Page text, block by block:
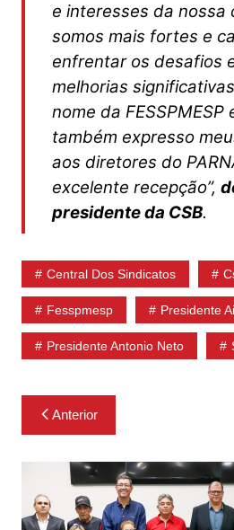
e interesses da nossa
somos mais fortes e
enfrentar os desafios
melhorias
nome da FESSPMESP
também expresso
aos diretores do
excelente recepção”,
presidente da CSB.
Central Dos Sindicatos
Fesspmesp Presidente
Presidente Antonio Neto
Navegação
de
Post
Anterior